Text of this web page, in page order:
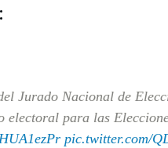
Jurado Nacional de
electoral para las
pic.twitter.com/